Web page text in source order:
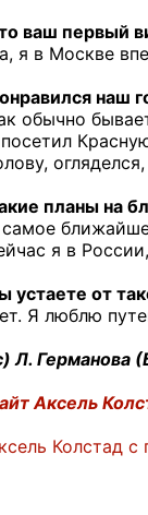
ваш первый
я в Москве
наш
обычно
планы на
я в
устаете от
Я люблю
Л. Германова
Аксель
Колстад с